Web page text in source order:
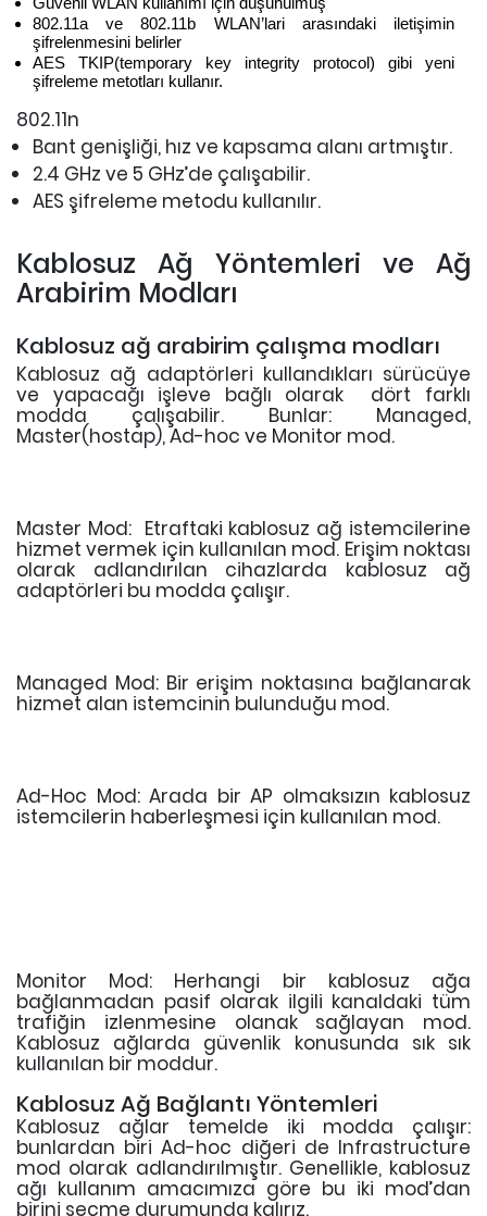
802.11a ve 802.11b WLAN’lari arasındaki iletişimin
şifrelenmesini belirler
AES TKIP(temporary key integrity protocol) gibi yeni
şifreleme metotları kullanır.
802.11n
Bant genişliği, hız ve kapsama alanı artmıştır.
2.4 GHz ve 5 GHz’de çalışabilir.
AES şifreleme metodu kullanılır.
Kablosuz Ağ Yöntemleri ve Ağ
Arabirim Modları
Kablosuz ağ arabirim çalışma modları
Kablosuz ağ adaptörleri kullandıkları sürücüye
ve yapacağı işleve bağlı olarak dört farklı
modda çalışabilir. Bunlar: Managed,
Master(hostap), Ad-hoc ve Monitor mod.
Master Mod: Etraftaki kablosuz ağ istemcilerine
hizmet vermek için kullanılan mod. Erişim noktası
olarak adlandırılan cihazlarda kablosuz ağ
adaptörleri bu modda çalışır.
Managed Mod: Bir erişim noktasına bağlanarak
hizmet alan istemcinin bulunduğu mod.
Ad-Hoc Mod: Arada bir AP olmaksızın kablosuz
istemcilerin haberleşmesi için kullanılan mod.
Monitor Mod: Herhangi bir kablosuz ağa
bağlanmadan pasif olarak ilgili kanaldaki tüm
trafiğin izlenmesine olanak sağlayan mod.
Kablosuz ağlarda güvenlik konusunda sık sık
kullanılan bir moddur.
Kablosuz Ağ Bağlantı Yöntemleri
Kablosuz ağlar temelde iki modda çalışır:
bunlardan biri Ad-hoc diğeri de Infrastructure
mod olarak adlandırılmıştır. Genellikle, kablosuz
ağı kullanım amacımıza göre bu iki mod’dan
birini seçme durumunda kalırız.